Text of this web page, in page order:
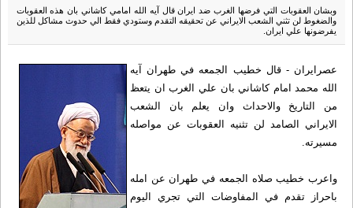
وبشان العقوبات التي فرضها الغرب ضد ايران قال آيه الله امامي كاشاني بان هذه العقوبات
والضغوط لن تثني الشعب الايراني عن تحقيقه التقدم وستودي فقط الي حدوث مشاكل للذين
يفرضونها علي ايران.
عصرايران - قال خطيب الجمعه في طهران آيه
الله محمد امام كاشاني بان علي الغرب ان يتعظ
من التاريخ والاحداث وان يعلم بان الشعب
الايراني الصامد لن تثنيه العقوبات عن مواصله
مسيرته.
واعرب خطيب صلاه الجمعه في طهران عن امله
باحراز تقدم في المفاوضات التي تجري اليوم